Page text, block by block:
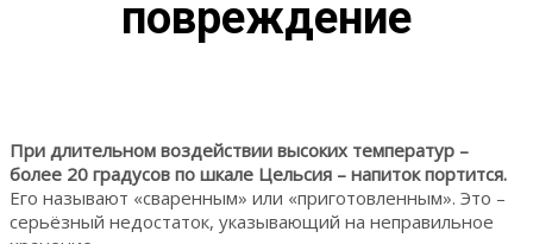
повреждение
При длительном воздействии высоких температур –
более 20 градусов по шкале Цельсия – напиток портится.
Его называют «сваренным» или «приготовленным». Это –
серьёзный недостаток, указывающий на неправильное